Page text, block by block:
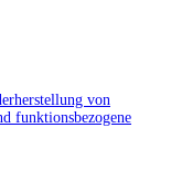
von
funktionsbezogene